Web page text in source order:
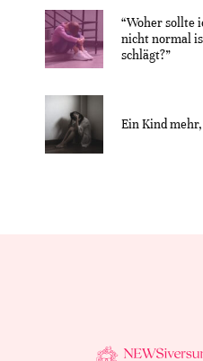
“Woher sollte
nicht normal
schlägt?”
Ein Kind